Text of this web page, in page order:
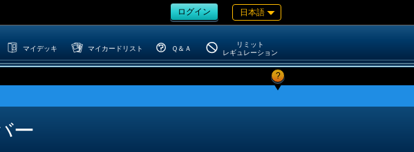
ログイン 日本語
マイデッキ マイカードリスト Ｑ＆Ａ
リミット
レギュレーション
?
ー